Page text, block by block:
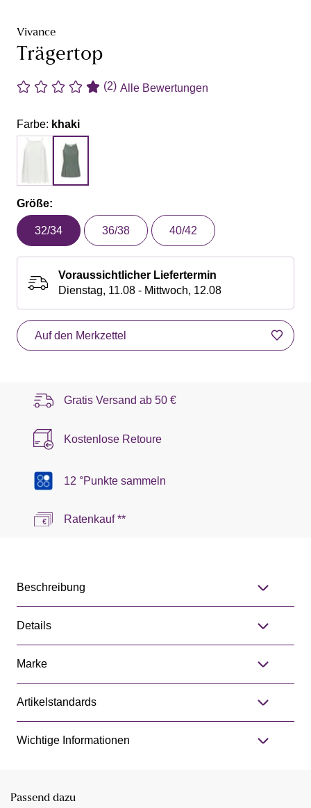
Vivance
Trägertop
(2) Alle Bewertungen
Farbe: khaki
Größe:
32/34 36/38 40/42
Voraussichtlicher Liefertermin
Dienstag, 11.08 - Mittwoch, 12.08
Auf den Merkzettel
Gratis Versand ab 50 €
Kostenlose Retoure
12 °Punkte sammeln
Ratenkauf **
Beschreibung
Details
Marke
Artikelstandards
Wichtige Informationen
Passend dazu